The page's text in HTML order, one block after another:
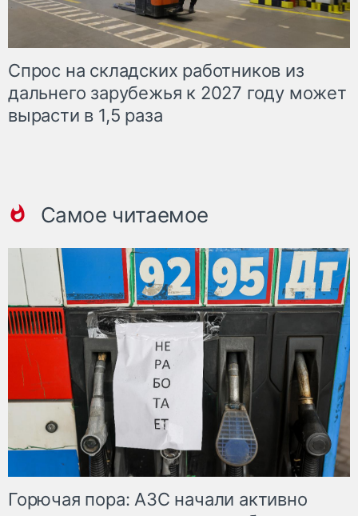
Спрос на складских работников из
дальнего зарубежья к 2027 году может
вырасти в 1,5 раза
Самое читаемое
Горючая пора: АЗС начали активно